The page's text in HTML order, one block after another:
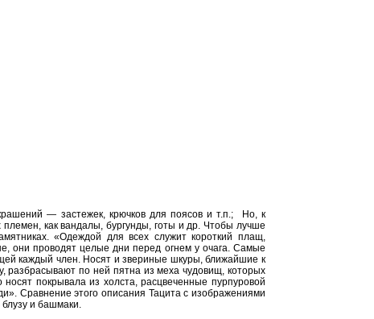
— застежек, крючков для поясов и т.п.; Но, к
как вандалы, бургунды, готы и др. Чтобы лучше
«Одеждой для всех служит короткий плащ,
они проводят целые дни перед огнем у очага. Самые
каждый член. Носят и звериные шкуры, ближайшие к
по ней пятна из меха чудовищ, которых
покрывала из холста, расцвеченные пурпуровой
Сравнение этого описания Тацита с изображениями
и башмаки.